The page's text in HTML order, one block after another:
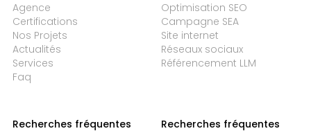
Agence
Certifications
Nos Projets
Actualités
Services
Faq
Optimisation SEO
Campagne SEA
Site internet
Réseaux sociaux
Référencement LLM
Recherches fréquentes
Recherches fréquentes